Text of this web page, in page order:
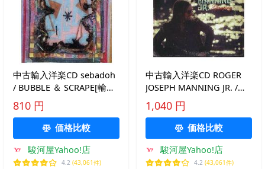
中古輸入洋楽CD sebadoh
/ BUBBLE ＆ SCRAPE[輸入
盤]
810 円
価格比較
駿河屋Yahoo!店
4.2 (43,061件)
中古輸入洋楽CD ROGER
JOSEPH MANNING JR. /
GLAMPING[輸入盤]
1,040 円
価格比較
駿河屋Yahoo!店
4.2 (43,061件)